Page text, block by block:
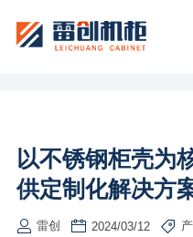
以不锈钢柜壳为
供定制化解决方
雷创 2024/03/12